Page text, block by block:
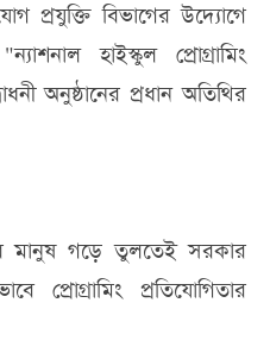
প্রযুক্তি বিভাগের উদ্যোগে
হাইস্কুল প্রোগ্রামিং
অনুষ্ঠানের প্রধান অতিথির
মানুষ গড়ে তুলতেই সরকার
প্রোগ্রামিং প্রতিযোগিতার